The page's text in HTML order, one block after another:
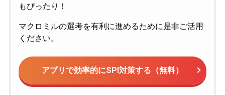
もぴったり！
マクロミルの選考を有利に進めるために是非ご活用
ください。
アプリで効率的にSPI対策する（無料）